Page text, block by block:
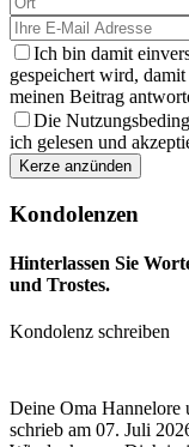
Ich bin damit
gespeichert wird,
meinen Beitrag
Die
ich gelesen und
Kondolenzen
Hinterlassen Sie
und Trostes.
Kondolenz schreiben
Deine Oma Hannelore
schrieb am 07. Juli